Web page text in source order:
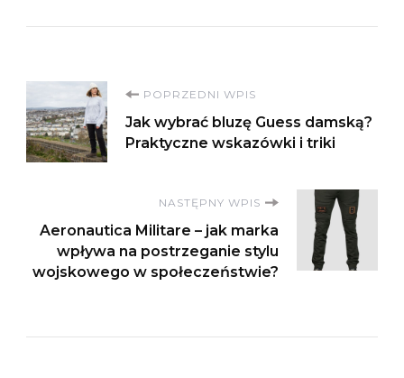
Nawigacja
wpisu
POPRZEDNI WPIS
Jak wybrać bluzę Guess damską?
Praktyczne wskazówki i triki
NASTĘPNY WPIS
Aeronautica Militare – jak marka
wpływa na postrzeganie stylu
wojskowego w społeczeństwie?